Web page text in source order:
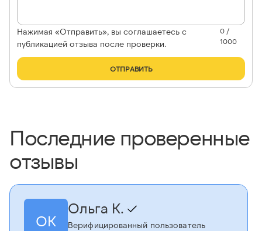
Нажимая «Отправить», вы соглашаетесь с
публикацией отзыва после проверки.
0 /
1000
ОТПРАВИТЬ
Последние проверенные
отзывы
ОК
Ольга К.
Верифицированный пользователь